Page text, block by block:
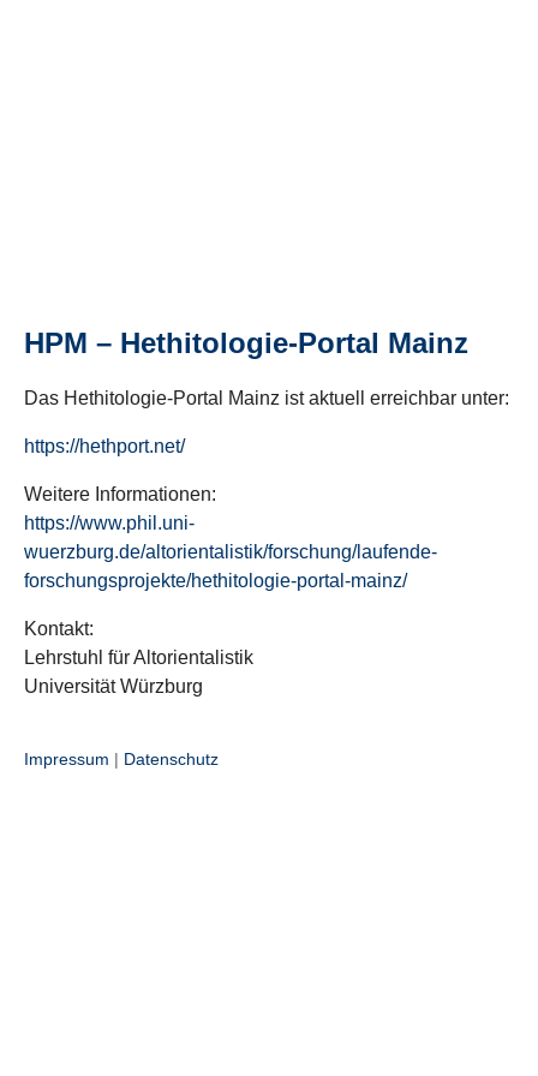
HPM – Hethitologie-Portal Mainz
Das Hethitologie-Portal Mainz ist aktuell erreichbar unter:
https://hethport.net/
Weitere Informationen:
https://www.phil.uni-
wuerzburg.de/altorientalistik/forschung/laufende-
forschungsprojekte/hethitologie-portal-mainz/
Kontakt:
Lehrstuhl für Altorientalistik
Universität Würzburg
Impressum | Datenschutz